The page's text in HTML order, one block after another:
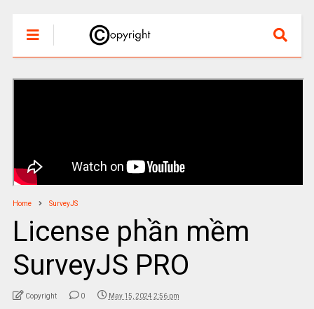
Home SurveyJS
License phần mềm
SurveyJS PRO
Copyright 0 May 15, 2024 2:56 pm